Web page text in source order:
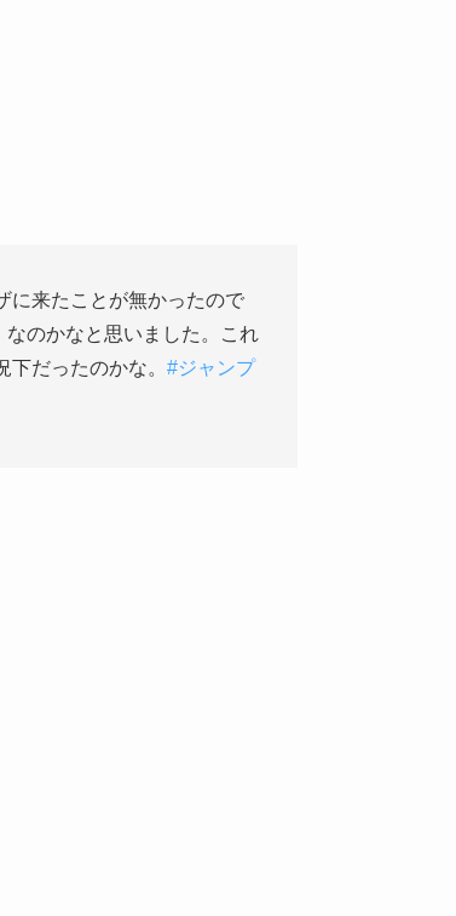
に来たことが無かったので
なのかなと思いました。これ
だったのかな。 #ジャンプ